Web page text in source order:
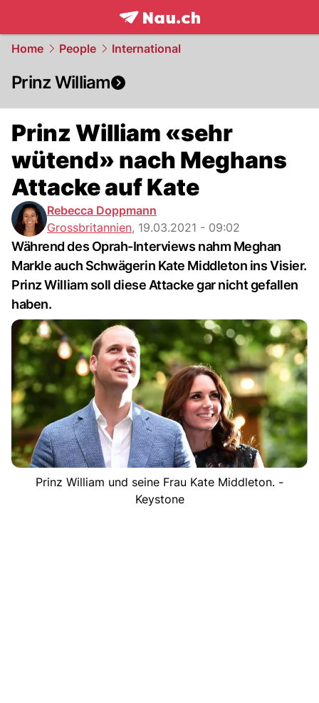
frontpage.NAU.ch
Home People International
Prinz William
Prinz William «sehr
wütend» nach Meghans
Attacke auf Kate
Rebecca Doppmann
Grossbritannien, 19.03.2021 - 09:02
Während des Oprah-Interviews nahm Meghan
Markle auch Schwägerin Kate Middleton ins Visier.
Prinz William soll diese Attacke gar nicht gefallen
haben.
Prinz William und seine Frau Kate Middleton. -
Keystone